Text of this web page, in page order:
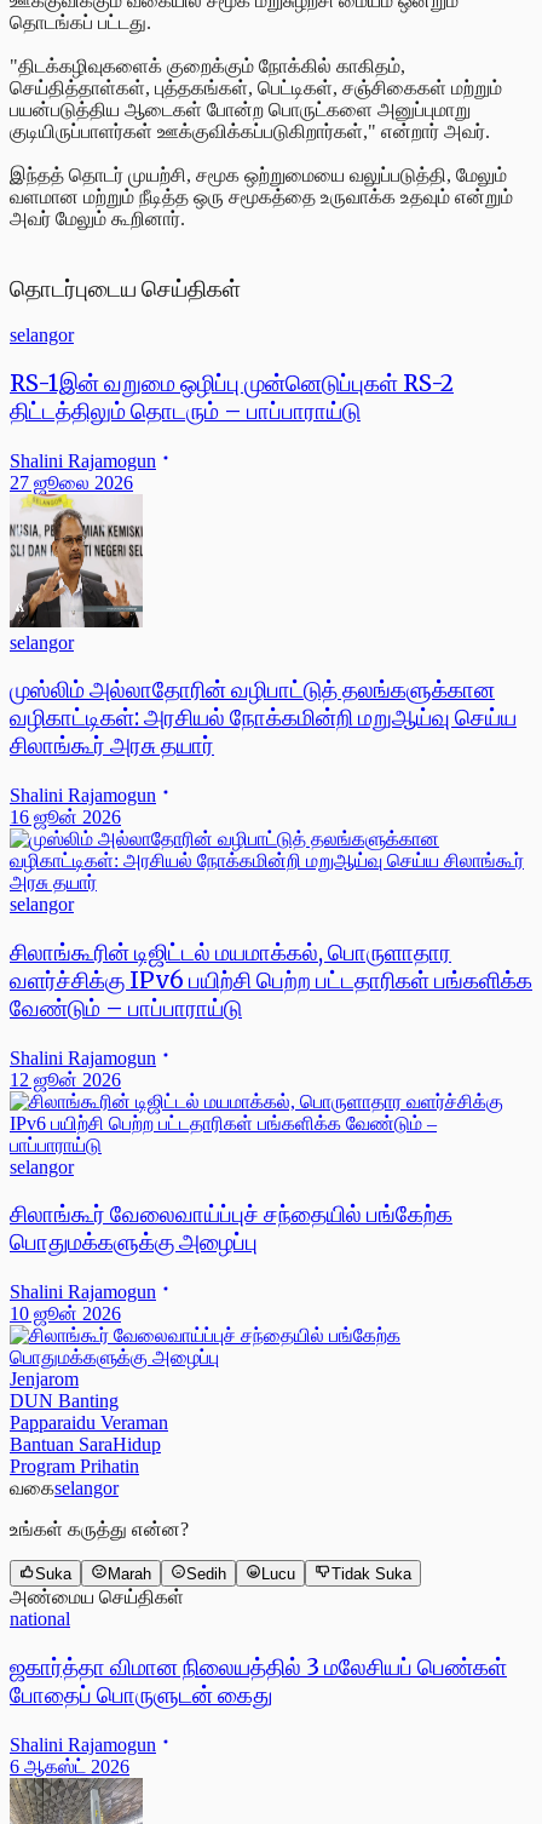
தொடங்கப் பட்டது.
"திடக்கழிவுகளைக் குறைக்கும் நோக்கில் காகிதம்,
செய்தித்தாள்கள், புத்தகங்கள், பெட்டிகள், சஞ்சிகைகள் மற்றும்
பயன்படுத்திய ஆடைகள் போன்ற பொருட்களை அனுப்புமாறு
குடியிருப்பாளர்கள் ஊக்குவிக்கப்படுகிறார்கள்," என்றார் அவர்.
இந்தத் தொடர் முயற்சி, சமூக ஒற்றுமையை வலுப்படுத்தி, மேலும்
வளமான மற்றும் நீடித்த ஒரு சமூகத்தை உருவாக்க உதவும் என்றும்
அவர் மேலும் கூறினார்.
தொடர்புடைய செய்திகள்
selangor
RS-1இன் வறுமை ஒழிப்பு முன்னெடுப்புகள் RS-2
திட்டத்திலும் தொடரும் – பாப்பாராய்டு
Shalini Rajamogun
27 ஜூலை 2026
selangor
முஸ்லிம் அல்லாதோரின் வழிபாட்டுத் தலங்களுக்கான
வழிகாட்டிகள்: அரசியல் நோக்கமின்றி மறுஆய்வு செய்ய
சிலாங்கூர் அரசு தயார்
Shalini Rajamogun
16 ஜூன் 2026
selangor
சிலாங்கூரின் டிஜிட்டல் மயமாக்கல், பொருளாதார
வளர்ச்சிக்கு IPv6 பயிற்சி பெற்ற பட்டதாரிகள் பங்களிக்க
வேண்டும் – பாப்பாராய்டு
Shalini Rajamogun
12 ஜூன் 2026
selangor
சிலாங்கூர் வேலைவாய்ப்புச் சந்தையில் பங்கேற்க
பொதுமக்களுக்கு அழைப்பு
Shalini Rajamogun
10 ஜூன் 2026
Jenjarom
DUN Banting
Papparaidu Veraman
Bantuan SaraHidup
Program Prihatin
வகைselangor
உங்கள் கருத்து என்ன?
Suka Marah Sedih Lucu Tidak Suka
அண்மைய செய்திகள்
national
ஜகார்த்தா விமான நிலையத்தில் 3 மலேசியப் பெண்கள்
போதைப் பொருளுடன் கைது
Shalini Rajamogun
6 ஆகஸ்ட் 2026